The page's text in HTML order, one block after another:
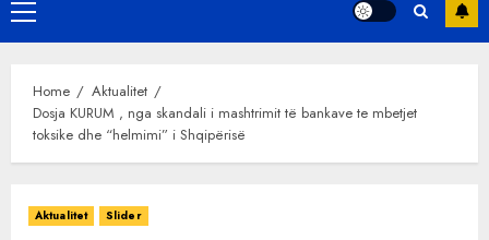
Primary
Menu
Home
Aktualitet
Dosja KURUM , nga skandali i mashtrimit të bankave te mbetjet
toksike dhe “helmimi” i Shqipërisë
Aktualitet Slider